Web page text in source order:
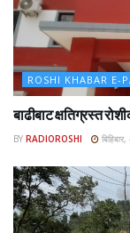
ROSHI KHABAR E-
बाढीबाट क्षतिग्रस्त
BY RADIOROSHI